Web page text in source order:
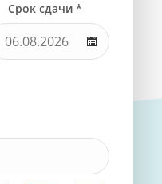
Срок сдачи *